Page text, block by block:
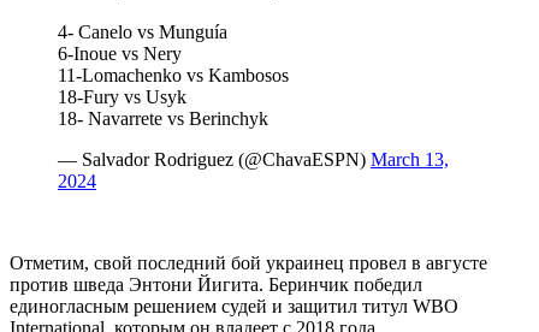
4- Canelo vs Munguía
6-Inoue vs Nery
11-Lomachenko vs Kambosos
18-Fury vs Usyk
18- Navarrete vs Berinchyk
— Salvador Rodriguez (@ChavaESPN) March 13,
2024
Отметим, свой последний бой украинец провел в августе
против шведа Энтони Йигита. Беринчик победил
единогласным решением судей и защитил титул WBO
International, которым он владеет с 2018 года.